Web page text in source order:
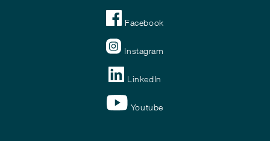
Facebook
Instagram
LinkedIn
Youtube